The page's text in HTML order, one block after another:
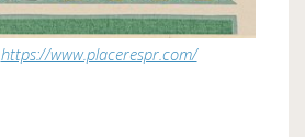
https://www.placerespr.com/